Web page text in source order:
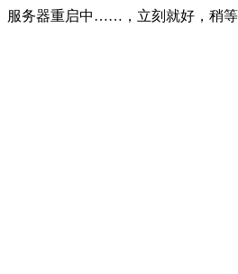
服务器重启中……，立刻就好，稍等